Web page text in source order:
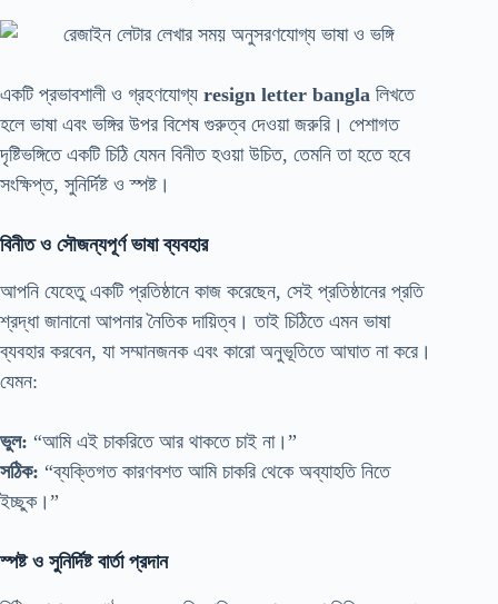
একটি প্রভাবশালী ও গ্রহণযোগ্য resign letter bangla লিখতে
হলে ভাষা এবং ভঙ্গির উপর বিশেষ গুরুত্ব দেওয়া জরুরি। পেশাগত
দৃষ্টিভঙ্গিতে একটি চিঠি যেমন বিনীত হওয়া উচিত, তেমনি তা হতে হবে
সংক্ষিপ্ত, সুনির্দিষ্ট ও স্পষ্ট।
বিনীত ও সৌজন্যপূর্ণ ভাষা ব্যবহার
আপনি যেহেতু একটি প্রতিষ্ঠানে কাজ করেছেন, সেই প্রতিষ্ঠানের প্রতি
শ্রদ্ধা জানানো আপনার নৈতিক দায়িত্ব। তাই চিঠিতে এমন ভাষা
ব্যবহার করবেন, যা সম্মানজনক এবং কারো অনুভূতিতে আঘাত না করে।
যেমন:
ভুল: “আমি এই চাকরিতে আর থাকতে চাই না।”
সঠিক: “ব্যক্তিগত কারণবশত আমি চাকরি থেকে অব্যাহতি নিতে
ইচ্ছুক।”
স্পষ্ট ও সুনির্দিষ্ট বার্তা প্রদান